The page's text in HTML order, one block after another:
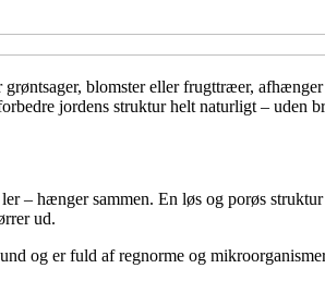
blomster eller frugttræer,
jordens struktur helt naturligt – uden
– hænger sammen. En løs og porøs
ud.
og er fuld af regnorme og